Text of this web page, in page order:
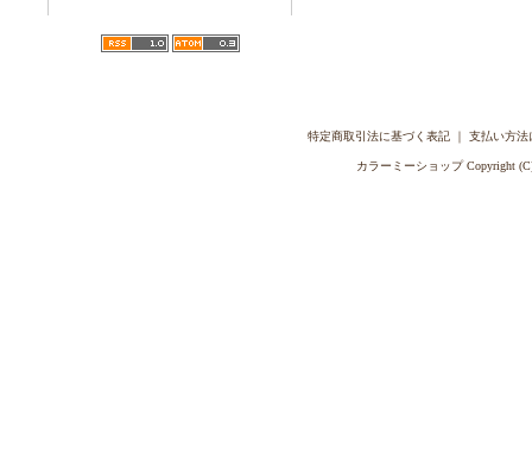
特定商取引法に基づく表記｜ 支払い方法
カラーミーショップCopyright